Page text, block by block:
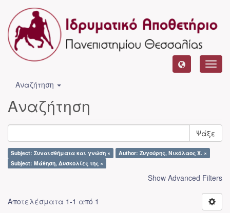
Αναζήτηση
Αναζήτηση
Ψάξε
Subject: Συναισθήματα και γνώση ×
Author: Ζυγούρης, Νικόλαος Χ. ×
Subject: Μάθηση, Δυσκολίες της ×
Show Advanced Filters
Αποτελέσματα 1-1 από 1